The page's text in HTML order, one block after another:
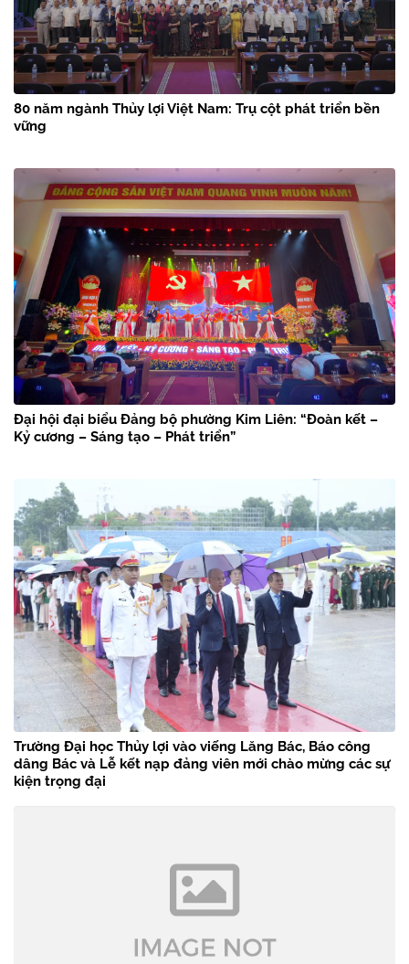
80 năm ngành Thủy lợi Việt Nam: Trụ cột phát triển bền
vững
Đại hội đại biểu Đảng bộ phường Kim Liên: “Đoàn kết –
Kỷ cương – Sáng tạo – Phát triển”
Trường Đại học Thủy lợi vào viếng Lăng Bác, Báo công
dâng Bác và Lễ kết nạp đảng viên mới chào mừng các sự
kiện trọng đại